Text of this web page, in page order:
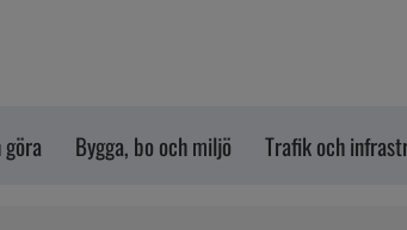
Bygga, bo och miljö Trafik och